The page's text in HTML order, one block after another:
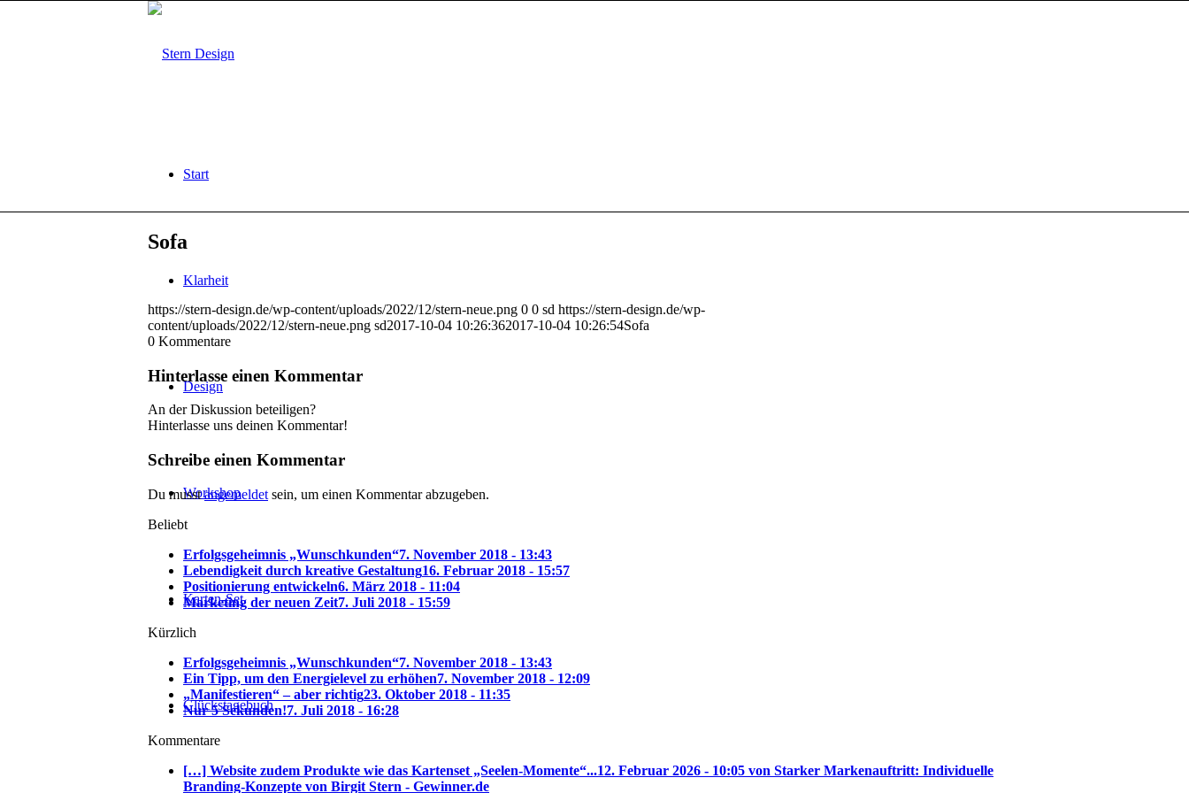
Start
Klarheit
Design
Workshop
Karten-Set
Glückstagebuch
Sofa
https://stern-design.de/wp-content/uploads/2022/12/stern-neue.png 0 0 sd https://stern-design.de/wp-
content/uploads/2022/12/stern-neue.png sd2017-10-04 10:26:362017-10-04 10:26:54Sofa
0 Kommentare
Hinterlasse einen Kommentar
An der Diskussion beteiligen?
Hinterlasse uns deinen Kommentar!
Schreibe einen Kommentar
Du musstangemeldet sein, um einen Kommentar abzugeben.
Beliebt
Erfolgsgeheimnis „Wunschkunden“7. November 2018 - 13:43
Lebendigkeit durch kreative Gestaltung16. Februar 2018 - 15:57
Positionierung entwickeln6. März 2018 - 11:04
Marketing der neuen Zeit7. Juli 2018 - 15:59
Kürzlich
Erfolgsgeheimnis „Wunschkunden“7. November 2018 - 13:43
Ein Tipp, um den Energielevel zu erhöhen7. November 2018 - 12:09
„Manifestieren“ – aber richtig23. Oktober 2018 - 11:35
Nur 5 Sekunden!7. Juli 2018 - 16:28
Kommentare
[…] Website zudem Produkte wie das Kartenset „Seelen-Momente“...12. Februar 2026 - 10:05 von Starker Markenauftritt: Individuelle
Branding-Konzepte von Birgit Stern - Gewinner.de